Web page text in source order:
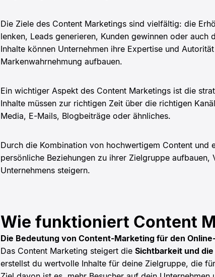
Die Ziele des Content Marketings sind vielfältig: die
lenken, Leads generieren, Kunden gewinnen oder
Inhalte können Unternehmen ihre Expertise und
Markenwahrnehmung aufbauen.
Ein wichtiger Aspekt des Content Marketings ist die
Inhalte müssen zur richtigen Zeit über die richtigen
Media, E-Mails, Blogbeiträge oder ähnliches.
Durch die Kombination von hochwertigem Content und
persönliche Beziehungen zu ihrer Zielgruppe
Unternehmens steigern.
Wie funktioniert Content
Die Bedeutung von Content-Marketing für den
Das Content Marketing steigert die Sichtbarkeit und
erstellst du wertvolle Inhalte für deine Zielgruppe, die